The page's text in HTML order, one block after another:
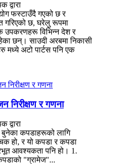
द्वारा
फस्टाउँदै गएको छ र
गरिएको छ, घरेलु रूपमा
उपकरणहरू विभिन्न देश र
छन्। साउदी अरबमा निकासी
मध्ये अटो पार्टस पनि एक
निरीक्षण र गणना
द्वारा
कपडाहरूको लागि
हो, र यो कपडा र कपडा
आवश्यकता पनि हो। 1.
"ग्रामेज"...